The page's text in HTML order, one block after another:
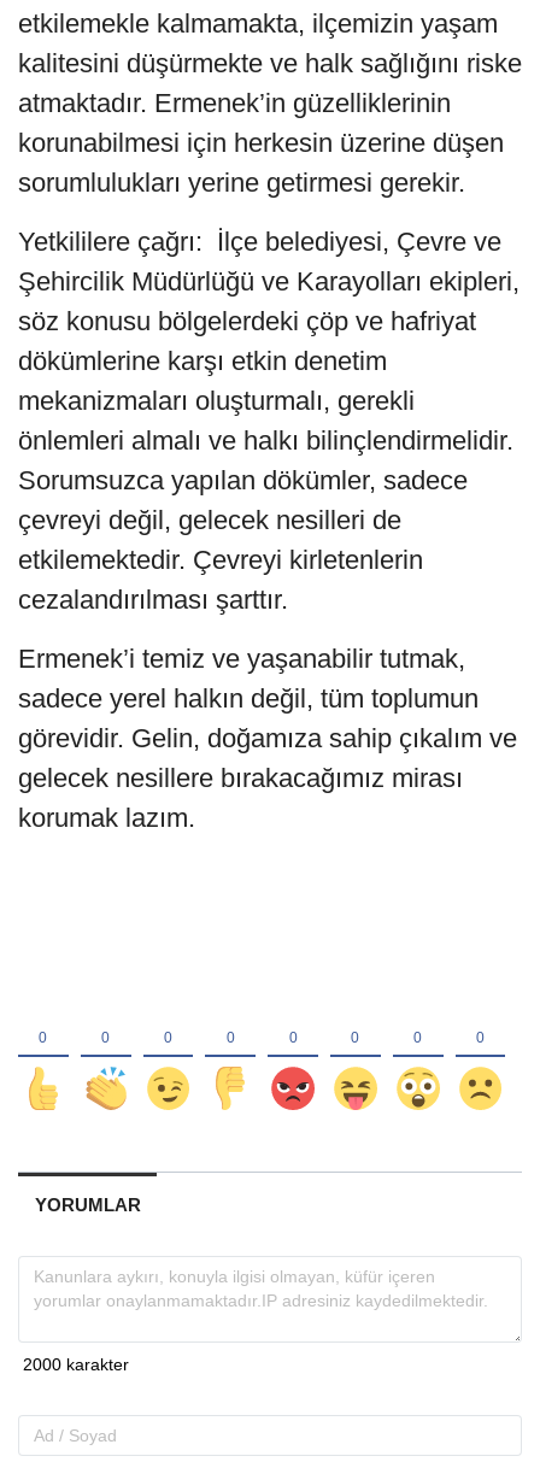
etkilemekle kalmamakta, ilçemizin yaşam
kalitesini düşürmekte ve halk sağlığını riske
atmaktadır. Ermenek’in güzelliklerinin
korunabilmesi için herkesin üzerine düşen
sorumlulukları yerine getirmesi gerekir.
Yetkililere çağrı: İlçe belediyesi, Çevre ve
Şehircilik Müdürlüğü ve Karayolları ekipleri,
söz konusu bölgelerdeki çöp ve hafriyat
dökümlerine karşı etkin denetim
mekanizmaları oluşturmalı, gerekli
önlemleri almalı ve halkı bilinçlendirmelidir.
Sorumsuzca yapılan dökümler, sadece
çevreyi değil, gelecek nesilleri de
etkilemektedir. Çevreyi kirletenlerin
cezalandırılması şarttır.
Ermenek’i temiz ve yaşanabilir tutmak,
sadece yerel halkın değil, tüm toplumun
görevidir. Gelin, doğamıza sahip çıkalım ve
gelecek nesillere bırakacağımız mirası
korumak lazım.
YORUMLAR